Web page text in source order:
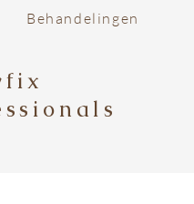
Behandelingen